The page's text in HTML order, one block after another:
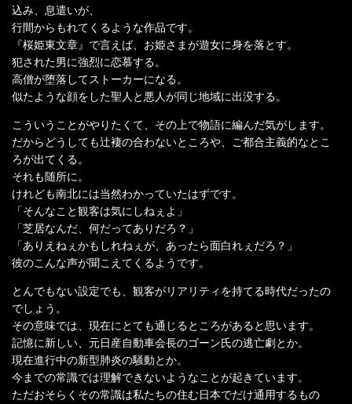
込み、息遣いが、
行間からもれてくるような作品です。
『桜姫東文章』で言えば、お姫さまが遊女に身を落とす。
犯された男に強烈に恋慕する。
高僧が堕落してストーカーになる。
似たような顔をした聖人と悪人が同じ地域に出没する。
こういうことがやりたくて、その上で物語に編んだ気がします。
だからどうしても辻褄の合わないところや、ご都合主義的なとこ
ろが出てくる。
それも随所に。
けれども南北には当然わかっていたはずです。
「そんなこと観客は気にしねぇよ」
「芝居なんだ、何だってありだろ？」
「ありえねぇかもしれねぇが、あったら面白れぇだろ？」
彼のこんな声が聞こえてくるようです。
とんでもない設定でも、観客がリアリティを持てる時代だったの
でしょう。
その意味では、現在にとても通じるところがあると思います。
記憶に新しい、元日産自動車会長のゴーン氏の逃亡劇とか。
現在進行中の新型肺炎の騒動とか。
今までの常識では理解できないようなことが起きています。
ただおそらくその常識は私たちの住む日本でだけ通用するもの